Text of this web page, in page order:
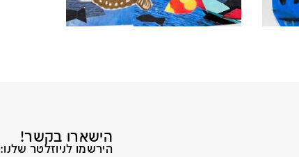
הישארו בקשר!
הירשמו לניוזלטר שלנו: